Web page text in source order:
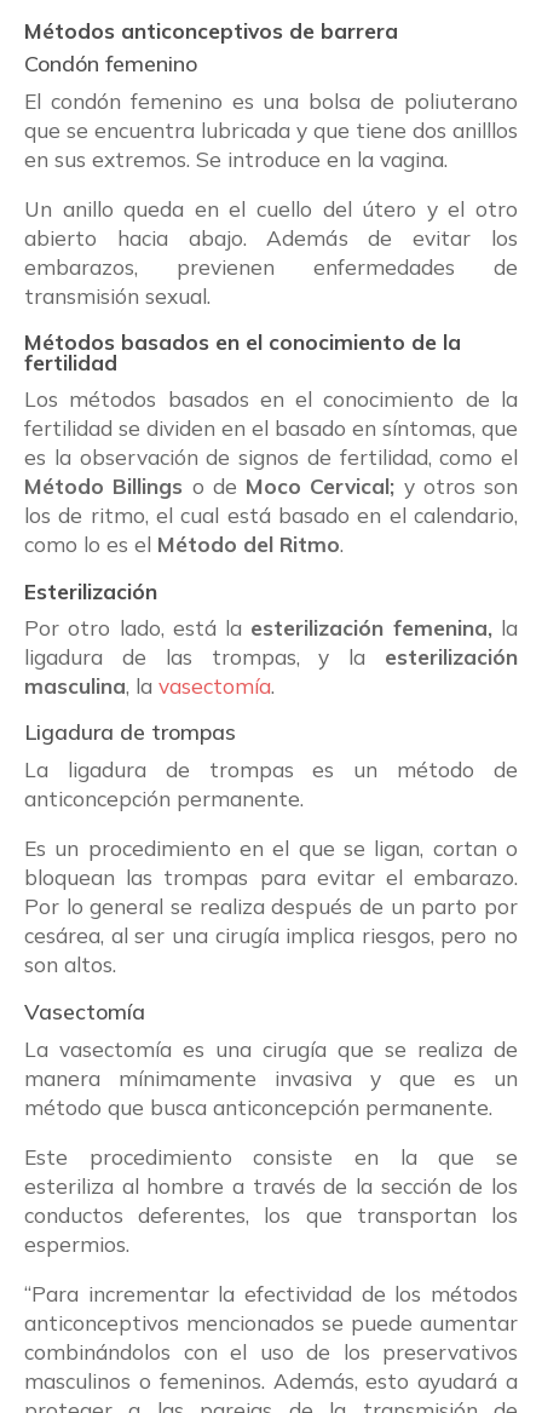
Métodos anticonceptivos de barrera
Condón femenino
El condón femenino es una bolsa de poliuterano
que se encuentra lubricada y que tiene dos anilllos
en sus extremos. Se introduce en la vagina.
Un anillo queda en el cuello del útero y el otro
abierto hacia abajo. Además de evitar los
embarazos, previenen enfermedades de
transmisión sexual.
Métodos basados en el conocimiento de la
fertilidad
Los métodos basados en el conocimiento de la
fertilidad se dividen en el basado en síntomas, que
es la observación de signos de fertilidad, como el
Método Billings o de Moco Cervical; y otros son
los de ritmo, el cual está basado en el calendario,
como lo es el Método del Ritmo.
Esterilización
Por otro lado, está la esterilización femenina,la
ligadura de las trompas, y la esterilización
masculina, la vasectomía.
Ligadura de trompas
La ligadura de trompas es un método de
anticoncepción permanente.
Es un procedimiento en el que se ligan, cortan o
bloquean las trompas para evitar el embarazo.
Por lo general se realiza después de un parto por
cesárea, al ser una cirugía implica riesgos, pero no
son altos.
Vasectomía
La vasectomía es una cirugía que se realiza de
manera mínimamente invasiva y que es un
método que busca anticoncepción permanente.
Este procedimiento consiste en la que se
esteriliza al hombre a través de la sección de los
conductos deferentes, los que transportan los
espermios.
“Para incrementar la efectividad de los métodos
anticonceptivos mencionados se puede aumentar
combinándolos con el uso de los preservativos
masculinos o femeninos. Además, esto ayudará a